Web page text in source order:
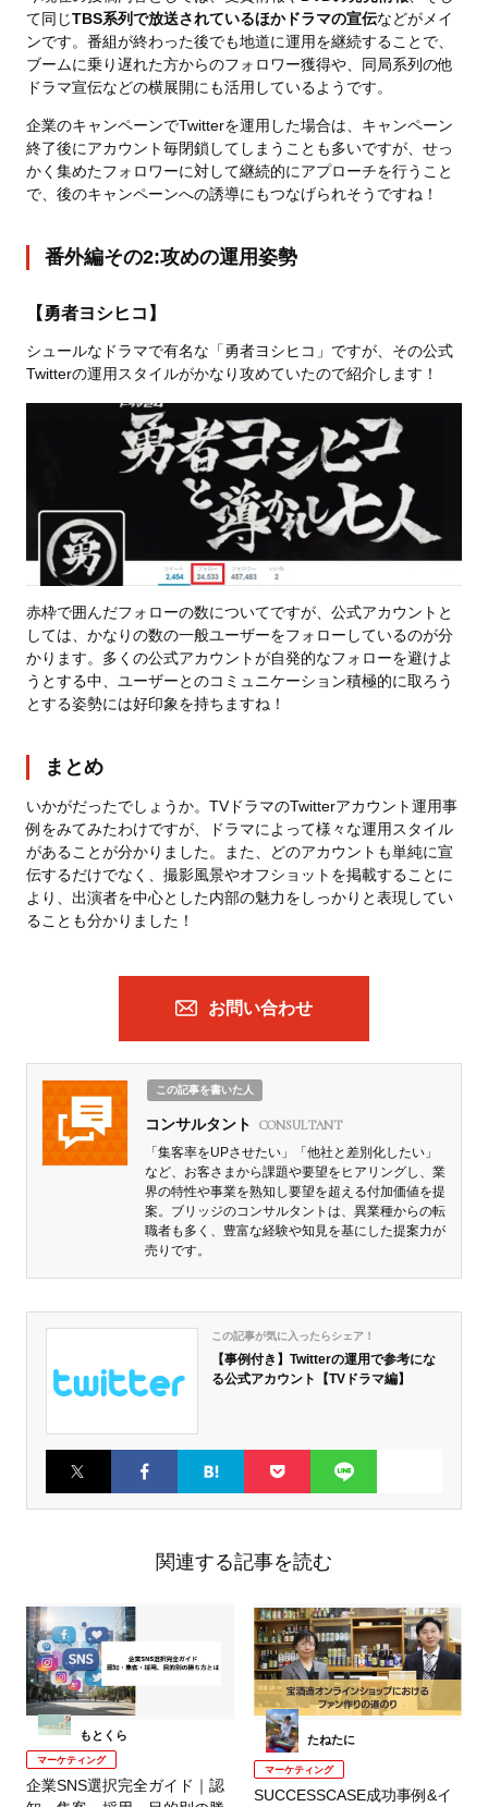
て同じTBS系列で放送されているほかドラマの宣伝などがメイ
ンです。番組が終わった後でも地道に運用を継続することで、
ブームに乗り遅れた方からのフォロワー獲得や、同局系列の他
ドラマ宣伝などの横展開にも活用しているようです。
企業のキャンペーンでTwitterを運用した場合は、キャンペーン
終了後にアカウント毎閉鎖してしまうことも多いですが、せっ
かく集めたフォロワーに対して継続的にアプローチを行うこと
で、後のキャンペーンへの誘導にもつなげられそうですね！
番外編その2:攻めの運用姿勢
【勇者ヨシヒコ】
シュールなドラマで有名な「勇者ヨシヒコ」ですが、その公式
Twitterの運用スタイルがかなり攻めていたので紹介します！
赤枠で囲んだフォローの数についてですが、公式アカウントと
しては、かなりの数の一般ユーザーをフォローしているのが分
かります。多くの公式アカウントが自発的なフォローを避けよ
うとする中、ユーザーとのコミュニケーション積極的に取ろう
とする姿勢には好印象を持ちますね！
まとめ
いかがだったでしょうか。TVドラマのTwitterアカウント運用事
例をみてみたわけですが、ドラマによって様々な運用スタイル
があることが分かりました。また、どのアカウントも単純に宣
伝するだけでなく、撮影風景やオフショットを掲載することに
より、出演者を中心とした内部の魅力をしっかりと表現してい
ることも分かりました！
お問い合わせ
この記事を書いた人
コンサルタント
CONSULTANT
「集客率をUPさせたい」「他社と差別化したい」
など、お客さまから課題や要望をヒアリングし、業
界の特性や事業を熟知し要望を超える付加価値を提
案。ブリッジのコンサルタントは、異業種からの転
職者も多く、豊富な経験や知見を基にした提案力が
売りです。
この記事が気に入ったらシェア！
【事例付き】Twitterの運用で参考にな
る公式アカウント【TVドラマ編】
Twitter
Faceboo はてなブ
ク
Pocket LINE
関連する記事を読む
もとくら
マーケティング
企業SNS選択完全ガイド｜認
たねたに
マーケティング
SUCCESSCASE成功事例&イ